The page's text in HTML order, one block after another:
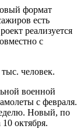
формат
есть
реализуется
с
человек.
военной
с февраля.
Новый, по
10 октября.